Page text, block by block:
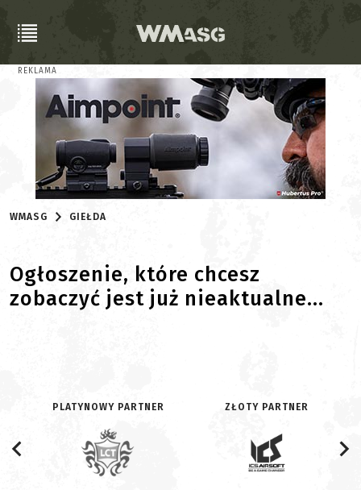
REKLAMA
WMASG GIEŁDA
Ogłoszenie, które chcesz
zobaczyć jest już nieaktualne...
PLATYNOWY PARTNER ZŁOTY PARTNER